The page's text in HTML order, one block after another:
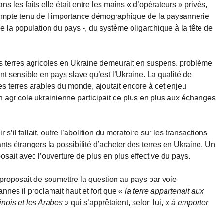
les faits elle était entre les mains « d’opérateurs » privés,
tenu de l’importance démographique de la paysannerie
la population du pays -, du système oligarchique à la tête de
agricoles en Ukraine demeurait en suspens, problème
sensible en pays slave qu’est l’Ukraine. La qualité de
terres arables du monde, ajoutait encore à cet enjeu
agricole ukrainienne participait de plus en plus aux échanges
s’il fallait, outre l’abolition du moratoire sur les transactions
étrangers la possibilité d’acheter des terres en Ukraine. Un
avec l’ouverture de plus en plus effective du pays.
de soumettre la question au pays par voie
il proclamait haut et fort que « la terre appartenait aux
et les Arabes » qui s’apprêtaient, selon lui, « à emporter